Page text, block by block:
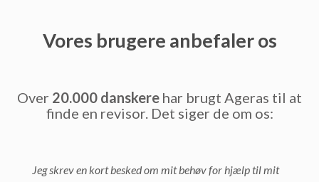
Vores brugere anbefaler os
Over 20.000 danskere har brugt Ageras til at
finde en revisor. Det siger de om os:
Jeg skrev en kort besked om mit behøv for hjælp til mit